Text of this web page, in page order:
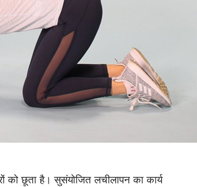
को छूता है। सुसंयोजित लचीलापन का कार्य